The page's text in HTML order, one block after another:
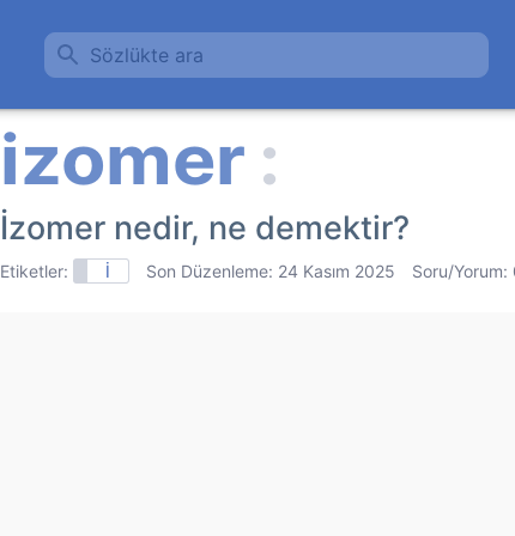
Sözlükte ara
İzomer nedir, ne demektir?
Etiketler: İ Son Düzenleme: 24 Kasım 2025 Soru/Yorum: